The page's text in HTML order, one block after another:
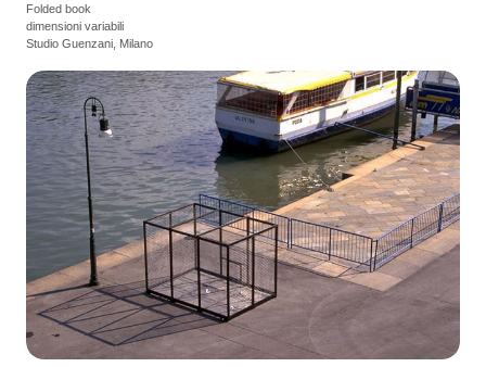
Folded book
dimensioni variabili
Studio Guenzani, Milano